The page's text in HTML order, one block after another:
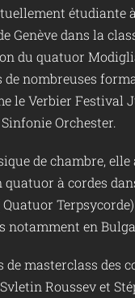
étudiante
Genève dans la
du quatuor
de nombreuses
le Verbier Festival
Orchester.
de chambre, elle
à cordes
notamment en
de masterclass des
Roussev et